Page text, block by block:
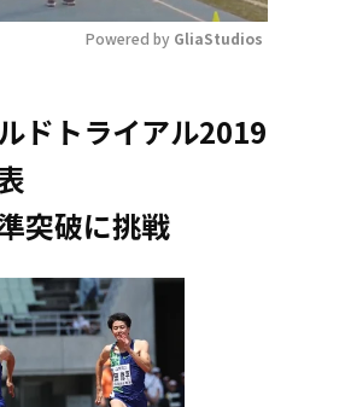
Powered by GliaStudios
ドトライアル2019
突破に挑戦